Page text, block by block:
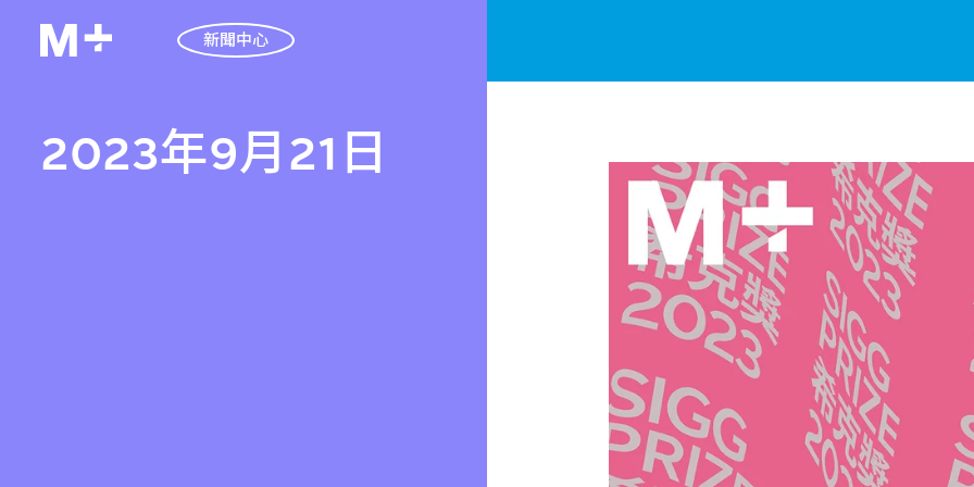
新聞中心
2023年9月21日